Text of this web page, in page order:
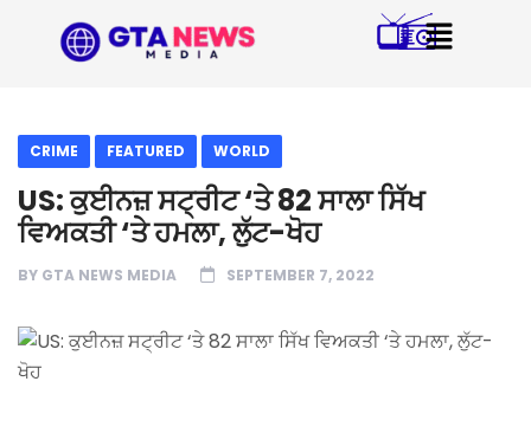
CRIME FEATURED WORLD
US: ਕੁਈਨਜ਼ ਸਟ੍ਰੀਟ ‘ਤੇ 82 ਸਾਲਾ ਸਿੱਖ
ਵਿਅਕਤੀ ‘ਤੇ ਹਮਲਾ, ਲੁੱਟ-ਖੋਹ
BY GTA NEWS MEDIA SEPTEMBER 7, 2022